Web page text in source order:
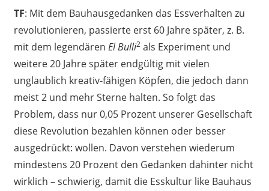
TF: Mit dem Bauhausgedanken das Essverhalten zu
revolutionieren, passierte erst 60 Jahre später, z. B.
mit dem legendären El Bulli2als Experiment und
weitere 20 Jahre später endgültig mit vielen
unglaublich kreativ-fähigen Köpfen, die jedoch dann
meist 2 und mehr Sterne halten. So folgt das
Problem, dass nur 0,05 Prozent unserer Gesellschaft
diese Revolution bezahlen können oder besser
ausgedrückt: wollen. Davon verstehen wiederum
mindestens 20 Prozent den Gedanken dahinter nicht
wirklich – schwierig, damit die Esskultur like Bauhaus